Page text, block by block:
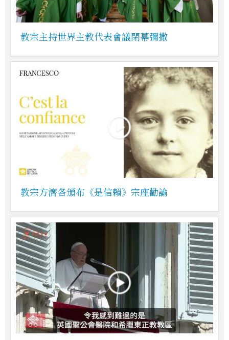
教宗主持世界主教代表會議閉幕彌撒
教宗方濟各頒布《是信賴》宗座勸諭